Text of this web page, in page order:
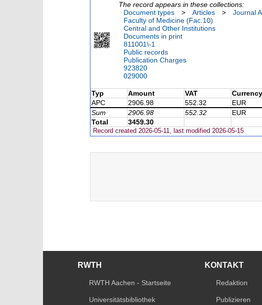
The record appears in these collections:
Document types
> Articles >
Journal
Faculty of Medicine (Fac.10)
Central and Other Institutions
Documents in print
811001\-1
Public records
Publication Charges
923820
029000
Typ Amount VAT Currency
APC
2906.98 552.32 EUR
Sum
2906.98 552.32
EUR
Total
3459.30
Record created 2026-05-11, last modified 2026-05-15
RWTH
RWTH Aachen - Startseite
Universitätsbibliothek
KONTAKT
Redaktion
Publizieren